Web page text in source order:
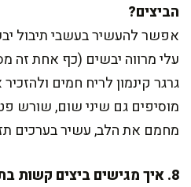
הביצים?
אפשר להעשיר בעשבי תיבול
עלי מרווה יבשים (כף אחת זה
גרגר קינמון לריח חמים
מוסיפים גם שיני שום, שורש
מחמם את הלב, עשיר בערכים
8. איך מגישים ביצים קשות בתנור בצורה חגיגית?